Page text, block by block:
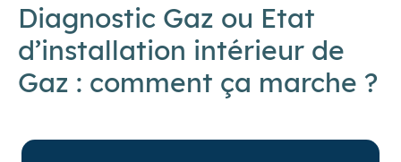
Diagnostic Gaz ou Etat
d’installation intérieur de
Gaz : comment ça marche ?